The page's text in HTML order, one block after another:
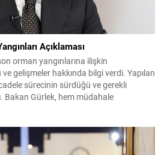
Açıklaması
orman yangınlarına ilişkin
gelişmeler hakkında bilgi verdi. Yapılan
sürecinin sürdüğü ve gerekli
Bakan Gürlek, hem müdahale
dikkat çekti. Konuyla ilgili alınan